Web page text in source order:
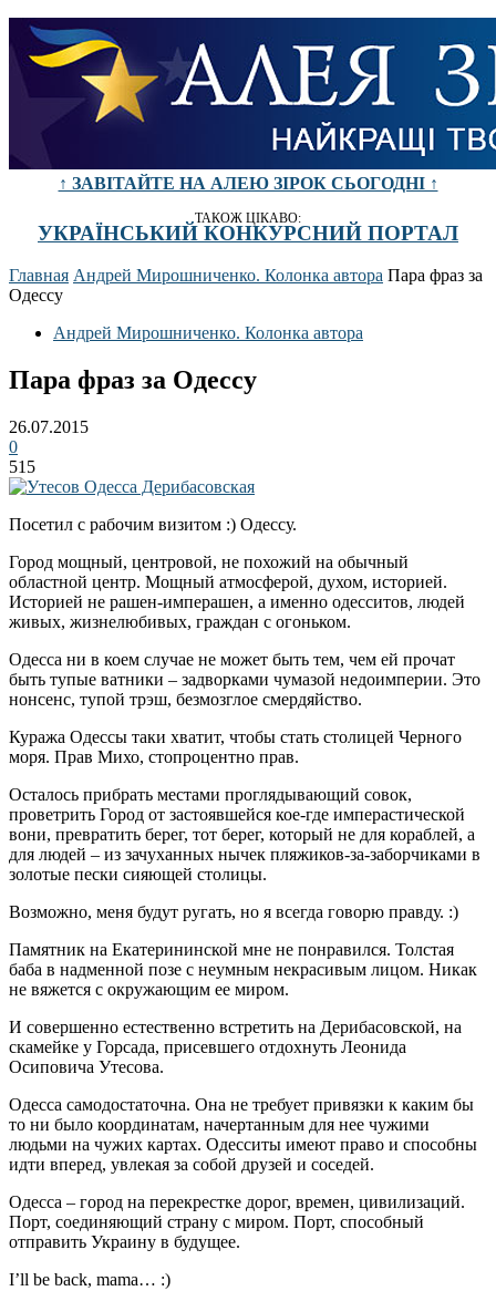
↑ ЗАВІТАЙТЕ НА АЛЕЮ ЗІРОК СЬОГОДНІ ↑
ТАКОЖ ЦІКАВО:
УКРАЇНСЬКИЙ КОНКУРСНИЙ ПОРТАЛ
Главная Андрей Мирошниченко. Колонка автора Пара фраз за
Одессу
Андрей Мирошниченко. Колонка автора
Пара фраз за Одессу
26.07.2015
0
515
Посетил с рабочим визитом :) Одессу.
Город мощный, центровой, не похожий на обычный
областной центр. Мощный атмосферой, духом, историей.
Историей не рашен-имперашен, а именно одесситов, людей
живых, жизнелюбивых, граждан с огоньком.
Одесса ни в коем случае не может быть тем, чем ей прочат
быть тупые ватники – задворками чумазой недоимперии. Это
нонсенс, тупой трэш, безмозглое смердяйство.
Куража Одессы таки хватит, чтобы стать столицей Черного
моря. Прав Михо, стопроцентно прав.
Осталось прибрать местами проглядывающий совок,
проветрить Город от застоявшейся кое-где имперастической
вони, превратить берег, тот берег, который не для кораблей, а
для людей – из зачуханных нычек пляжиков-за-заборчиками в
золотые пески сияющей столицы.
Возможно, меня будут ругать, но я всегда говорю правду. :)
Памятник на Екатерининской мне не понравился. Толстая
баба в надменной позе с неумным некрасивым лицом. Никак
не вяжется с окружающим ее миром.
И совершенно естественно встретить на Дерибасовской, на
скамейке у Горсада, присевшего отдохнуть Леонида
Осиповича Утесова.
Одесса самодостаточна. Она не требует привязки к каким бы
то ни было координатам, начертанным для нее чужими
людьми на чужих картах. Одесситы имеют право и способны
идти вперед, увлекая за собой друзей и соседей.
Одесса – город на перекрестке дорог, времен, цивилизаций.
Порт, соединяющий страну с миром. Порт, способный
отправить Украину в будущее.
I’ll be back, mama… :)